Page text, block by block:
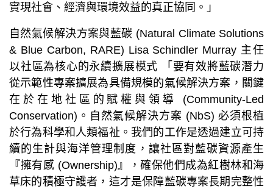
實現社會、經濟與環境效益的真正協同。」
自然氣候解決方案與藍碳 (Natural Climate Solutions
& Blue Carbon, RARE) Lisa Schindler Murray 主任
以社區為核心的永續擴展模式 「要有效將藍碳潛力
從示範性專案擴展為具備規模的氣候解決方案，關鍵
在於在地社區的賦權與領導 (Community-Led
Conservation)。自然氣候解決方案 (NbS) 必須根植
於行為科學和人類福祉。我們的工作是透過建立可持
續的生計與海洋管理制度，讓社區對藍碳資源產生
『擁有感 (Ownership)』，確保他們成為紅樹林和海
草床的積極守護者，這才是保障藍碳專案長期完整性